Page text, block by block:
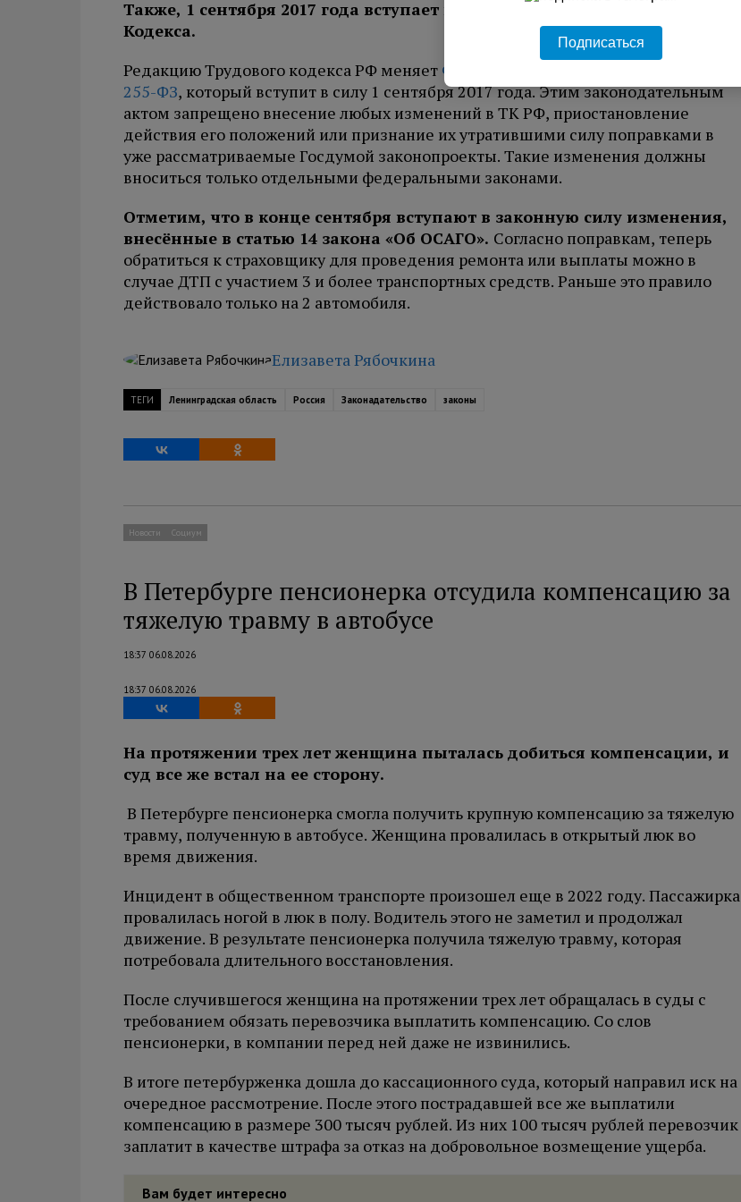
Также, 1 сентября 2017 года вступает в силу новая редакция Трудового
Кодекса.
Редакцию Трудового кодекса РФ меняет Федеральный закон от 29.07.2017 N
255-ФЗ, который вступит в силу 1 сентября 2017 года. Этим законодательным
актом запрещено внесение любых изменений в ТК РФ, приостановление
действия его положений или признание их утратившими силу поправками в
уже рассматриваемые Госдумой законопроекты. Такие изменения должны
вноситься только отдельными федеральными законами.
Отметим, что в конце сентября вступают в законную силу изменения,
внесённые в статью 14 закона «Об ОСАГО». Согласно поправкам, теперь
обратиться к страховщику для проведения ремонта или выплаты можно в
случае ДТП с участием 3 и более транспортных средств. Раньше это правило
действовало только на 2 автомобиля.
Елизавета Рябочкина
ТЕГИ Ленинградская область Россия Законадательство законы
Новости Социум
В Петербурге пенсионерка отсудила компенсацию за
тяжелую травму в автобусе
18:37 06.08.2026
18:37 06.08.2026
На протяжении трех лет женщина пыталась добиться компенсации, и
суд все же встал на ее сторону.
В Петербурге пенсионерка смогла получить крупную компенсацию за тяжелую
травму, полученную в автобусе. Женщина провалилась в открытый люк во
время движения.
Инцидент в общественном транспорте произошел еще в 2022 году. Пассажирка
провалилась ногой в люк в полу. Водитель этого не заметил и продолжал
движение. В результате пенсионерка получила тяжелую травму, которая
потребовала длительного восстановления.
После случившегося женщина на протяжении трех лет обращалась в суды с
требованием обязать перевозчика выплатить компенсацию. Со слов
пенсионерки, в компании перед ней даже не извинились.
В итоге петербурженка дошла до кассационного суда, который направил иск на
очередное рассмотрение. После этого пострадавшей все же выплатили
компенсацию в размере 300 тысяч рублей. Из них 100 тысяч рублей перевозчик
заплатит в качестве штрафа за отказ на добровольное возмещение ущерба.
Вам будет интересно
Подписаться